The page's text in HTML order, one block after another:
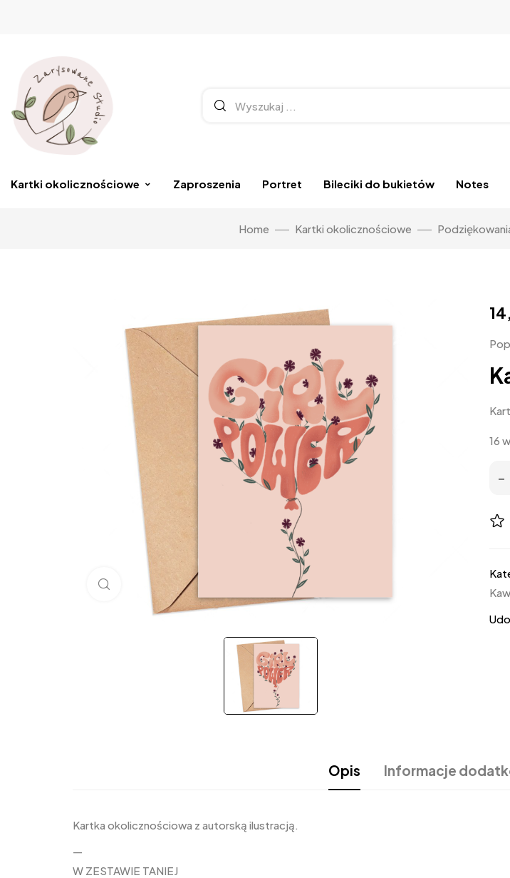
Kartki okolicznościowe Zaproszenia Portret Bileciki do bukietów Notes
Home Kartki okolicznościowe
Click to enlarge
16
Opis Informacje
Kartka okolicznościowa z autorską ilustracją.
—
W ZESTAWIE TANIEJ